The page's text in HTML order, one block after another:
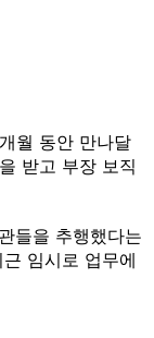
월 동안 만나달
받고 부장 보직
들을 추행했다는
임시로 업무에